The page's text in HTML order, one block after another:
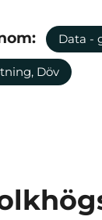
Data -
Döv